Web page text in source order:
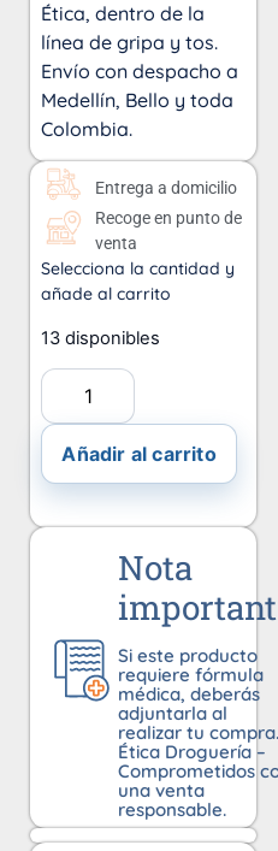
Ética, dentro de la
línea de gripa y tos.
Envío con despacho a
Medellín, Bello y toda
Colombia.
Entrega a domicilio
Recoge en punto de
venta
Selecciona la cantidad y
añade al carrito
13 disponibles
Añadir al carrito
Nota
Si este producto
requiere fórmula
médica, deberás
adjuntarla al
realizar tu compra.
Ética Droguería –
Comprometidos
una venta
responsable.